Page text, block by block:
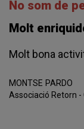
No som de
Molt
Molt bona
MONTSE PARDO
Associació Retorn -